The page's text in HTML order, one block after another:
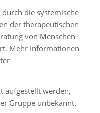
die systemische
der therapeutischen
von Menschen
Mehr Informationen
aufgestellt werden,
Gruppe unbekannt.